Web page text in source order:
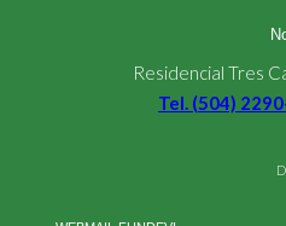
Residencial Tres
Tel. (504)